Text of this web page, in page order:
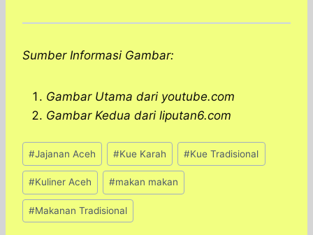
Sumber Informasi Gambar:
Gambar Utama dari youtube.com
Gambar Kedua dari liputan6.com
Post
Tags:
#Jajanan Aceh #Kue Karah #Kue Tradisional
#Kuliner Aceh #makan makan
#Makanan Tradisional